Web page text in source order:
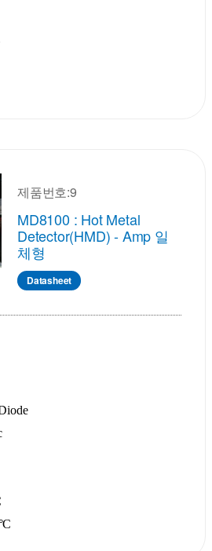
제품번호:9
MD8100 : Hot Metal
Detector(HMD) - Amp 일
체형
Datasheet